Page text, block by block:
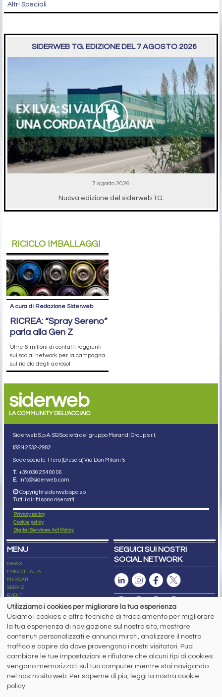
Altri Speciali
SIDERWEB TG. EDIZIONE DEL 7 AGOSTO 2026
7 agosto 2026
Nuova edizione del siderweb TG.
RICICLO IMBALLAGGI
A cura di Redazione Siderweb
RICREA: “Spray Sereno”
parla alla Gen Z
Oltre 6 milioni di contatti raggiunti
sui social network per la campagna
sul riciclo degli aerosol
siderweb
LA COMMUNITY DELL'ACCIAIO
Siderweb S.p.A. SB Società del gruppo Morandi Group s.r.l.
ISSN 2532-2982
Sede sociale: Flero (Brescia) Via Don Milani 5
T. +39 030 254 00 06
E. info@siderweb.com
Copyright siderweb spa sb
Tutti i diritti sono riservati
Privacy policy
Cookie policy
Digital Services Act Policy
MENU
NEWS
PREZZI ITALIA
MERCATI
SERVIZI
EVENTI
ABBONAMENTI
NEWSLETTER
SEGUICI SUI NOSTRI
SOCIAL NETWORK
Capitale Sociale: 190.000€ interamente versato
Registro delle Imprese di Brescia
Codice Fiscale e Partita I.V.A.:IT03562320170
R.E.A. n. 419331
www.siderweb.com: Autorizzazione del Tribunale di Brescia n. 11/2004 del 17
marzo 2004, Iscrizione al R.O.C. n. 26116.
Direttrice Responsabile:
Elisa Bonomelli
Utilizziamo i cookies per migliorare la tua esperienza
Usiamo i cookies e altre tecniche di tracciamento per migliorare
la tua esperienza di navigazione sul nostro sito, mostrare
contenuti personalizzati e annunci mirati, analizzare il nostro
traffico e capire da dove provengono i nostri visitatori. Puoi
cambiare le tue impostazioni e rifiutare che alcuni tipi di cookies
vengano memorizzati sul tuo computer mentre stai navigando
nel nostro sito web. Per saperne di più, leggi la nostra cookie
policy.